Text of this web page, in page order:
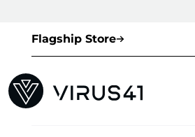
Flagship Store